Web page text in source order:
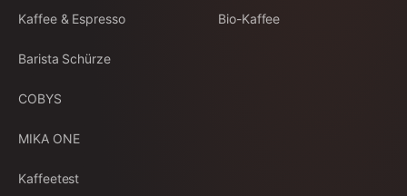
Kaffee & Espresso
Barista Schürze
COBYS
MIKA ONE
Kaffeetest
Bio-Kaffee